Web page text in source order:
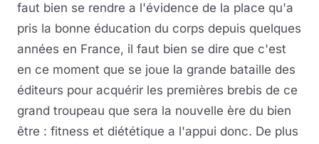
faut bien se rendre a l'évidence de la place qu'a
pris la bonne éducation du corps depuis quelques
années en France, il faut bien se dire que c'est
en ce moment que se joue la grande bataille des
éditeurs pour acquérir les premières brebis de ce
grand troupeau que sera la nouvelle ère du bien
être : fitness et diététique a l'appui donc. De plus